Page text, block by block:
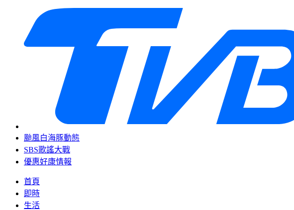
颱風白海豚動態
SBS歌謠大戰
優惠好康情報
首頁
即時
生活